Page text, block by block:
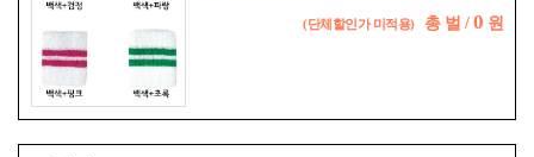
(단체할인가 미적용) 총 벌 / 0 원